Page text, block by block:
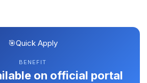
🎯Quick Apply
BENEFIT
on official portal